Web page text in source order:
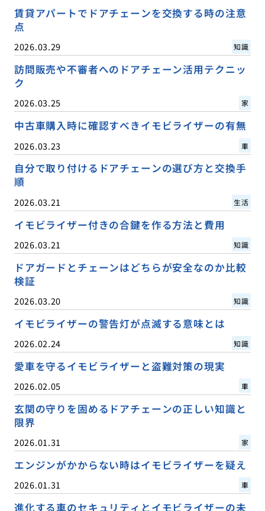
賃貸アパートでドアチェーンを交換する時の注意
点
2026.03.29 知識
訪問販売や不審者へのドアチェーン活用テクニッ
ク
2026.03.25 家
中古車購入時に確認すべきイモビライザーの有無
2026.03.23 車
自分で取り付けるドアチェーンの選び方と交換手
順
2026.03.21 生活
イモビライザー付きの合鍵を作る方法と費用
2026.03.21 知識
ドアガードとチェーンはどちらが安全なのか比較
検証
2026.03.20 知識
イモビライザーの警告灯が点滅する意味とは
2026.02.24 知識
愛車を守るイモビライザーと盗難対策の現実
2026.02.05 車
玄関の守りを固めるドアチェーンの正しい知識と
限界
2026.01.31 家
エンジンがかからない時はイモビライザーを疑え
2026.01.31 車
進化する車のセキュリティとイモビライザーの未